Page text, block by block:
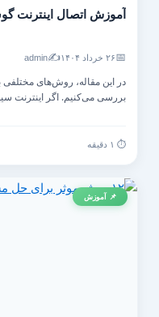
آموزش اتصال اینترنت
۲۶ خرداد ۱۴۰۴ ✍️
admin
در این مقاله، روش‌های مختلفی
بررسی می‌کنیم. اگر اینترنت
📌 آموزش